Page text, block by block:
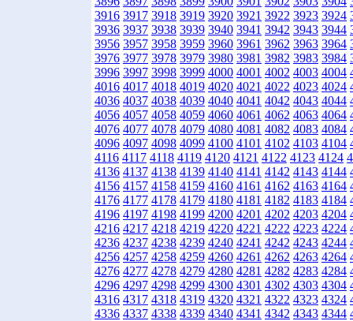
3916 3917 3918 3919 3920 3921 3922 3923 3924
3936 3937 3938 3939 3940 3941 3942 3943 3944
3956 3957 3958 3959 3960 3961 3962 3963 3964
3976 3977 3978 3979 3980 3981 3982 3983 3984
3996 3997 3998 3999 4000 4001 4002 4003 4004
4016 4017 4018 4019 4020 4021 4022 4023 4024
4036 4037 4038 4039 4040 4041 4042 4043 4044
4056 4057 4058 4059 4060 4061 4062 4063 4064
4076 4077 4078 4079 4080 4081 4082 4083 4084
4096 4097 4098 4099 4100 4101 4102 4103 4104
4116 4117 4118 4119 4120 4121 4122 4123 4124
4136 4137 4138 4139 4140 4141 4142 4143 4144
4156 4157 4158 4159 4160 4161 4162 4163 4164
4176 4177 4178 4179 4180 4181 4182 4183 4184
4196 4197 4198 4199 4200 4201 4202 4203 4204
4216 4217 4218 4219 4220 4221 4222 4223 4224
4236 4237 4238 4239 4240 4241 4242 4243 4244
4256 4257 4258 4259 4260 4261 4262 4263 4264
4276 4277 4278 4279 4280 4281 4282 4283 4284
4296 4297 4298 4299 4300 4301 4302 4303 4304
4316 4317 4318 4319 4320 4321 4322 4323 4324
4336 4337 4338 4339 4340 4341 4342 4343 4344